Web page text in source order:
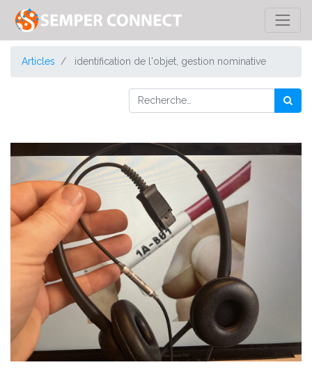
Articles identification de l'objet, gestion nominative